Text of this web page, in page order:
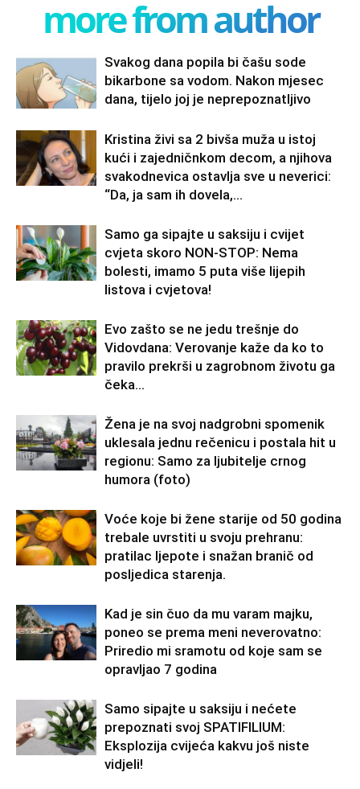
more from author
Svakog dana popila bi čašu sode
bikarbone sa vodom. Nakon mjesec
dana, tijelo joj je neprepoznatljivo
Kristina živi sa 2 bivša muža u istoj
kući i zajedničnkom decom, a njihova
svakodnevica ostavlja sve u neverici:
“Da, ja sam ih dovela,...
Samo ga sipajte u saksiju i cvijet
cvjeta skoro NON-STOP: Nema
bolesti, imamo 5 puta više lijepih
listova i cvjetova!
Evo zašto se ne jedu trešnje do
Vidovdana: Verovanje kaže da ko to
pravilo prekrši u zagrobnom životu ga
čeka…
Žena je na svoj nadgrobni spomenik
uklesala jednu rečenicu i postala hit u
regionu: Samo za ljubitelje crnog
humora (foto)
Voće koje bi žene starije od 50 godina
trebale uvrstiti u svoju prehranu:
pratilac ljepote i snažan branič od
posljedica starenja.
Kad je sin čuo da mu varam majku,
poneo se prema meni neverovatno:
Priredio mi sramotu od koje sam se
opravljao 7 godina
Samo sipajte u saksiju i nećete
prepoznati svoj SPATIFILIUM:
Eksplozija cvijeća kakvu još niste
vidjeli!